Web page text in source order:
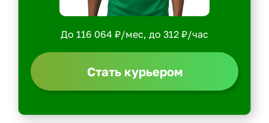
До 116 064 ₽/мес, до 312 ₽/час
Стать курьером